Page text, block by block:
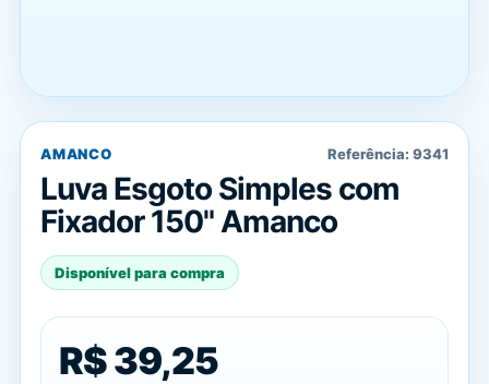
AMANCO Referência: 9341
Luva Esgoto Simples com
Fixador 150" Amanco
Disponível para compra
R$ 39,25